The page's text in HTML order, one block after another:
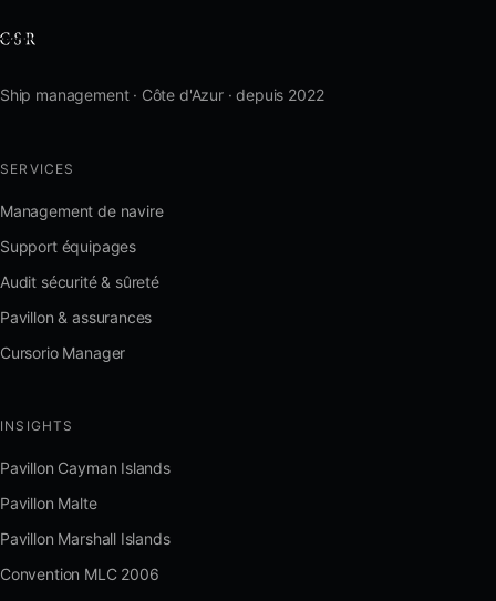
Ship management · Côte d'Azur · depuis 2022
SERVICES
Management de navire
Support équipages
Audit sécurité & sûreté
Pavillon & assurances
Cursorio Manager
INSIGHTS
Pavillon Cayman Islands
Pavillon Malte
Pavillon Marshall Islands
Convention MLC 2006